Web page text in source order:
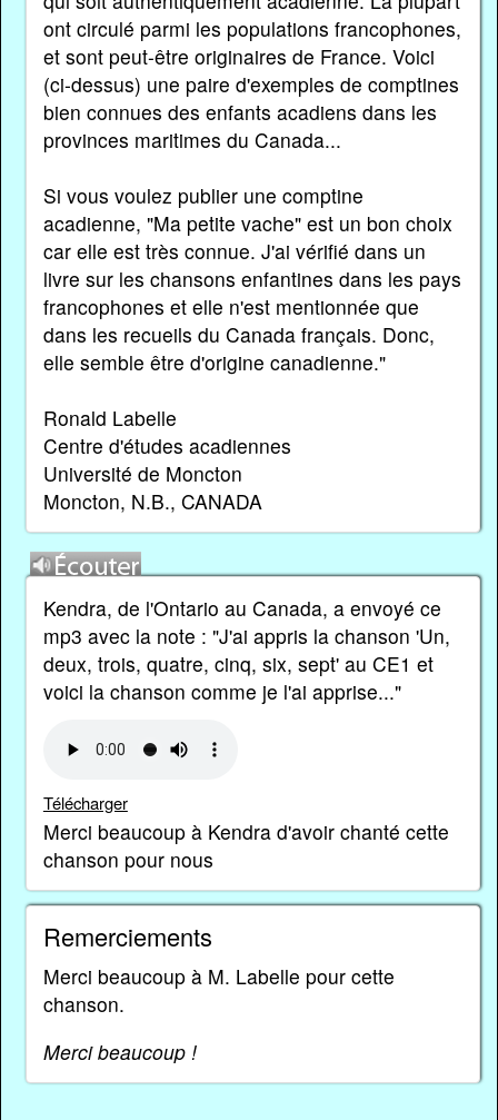
ont circulé parmi les populations francophones,
et sont peut-être originaires de France. Voici
(ci-dessus) une paire d'exemples de comptines
bien connues des enfants acadiens dans les
provinces maritimes du Canada...
Si vous voulez publier une comptine
acadienne, "Ma petite vache" est un bon choix
car elle est très connue. J'ai vérifié dans un
livre sur les chansons enfantines dans les pays
francophones et elle n'est mentionnée que
dans les recueils du Canada français. Donc,
elle semble être d'origine canadienne."
Ronald Labelle
Centre d'études acadiennes
Université de Moncton
Moncton, N.B., CANADA
Kendra, de l'Ontario au Canada, a envoyé ce
mp3 avec la note : "J'ai appris la chanson 'Un,
deux, trois, quatre, cinq, six, sept' au CE1 et
voici la chanson comme je l'ai apprise..."
Télécharger
Merci beaucoup à Kendra d'avoir chanté cette
chanson pour nous
Remerciements
Merci beaucoup à M. Labelle pour cette
chanson.
Merci beaucoup !